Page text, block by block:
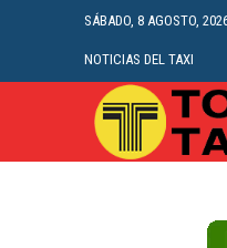
SÁBADO, 8 AGOSTO,
NOTICIAS DEL TAXI